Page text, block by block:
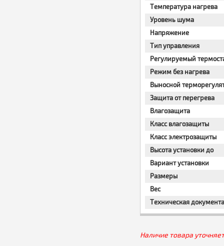
Температура нагрева
Уровень шума
Напряжение
Тип управления
Регулируемый
Режим без нагрева
Выносной
Защита от перегрева
Влагозащита
Класс влагозащиты
Класс электрозащиты
Высота установки до
Вариант установки
Размеры
Вес
Техническая
Наличие товара